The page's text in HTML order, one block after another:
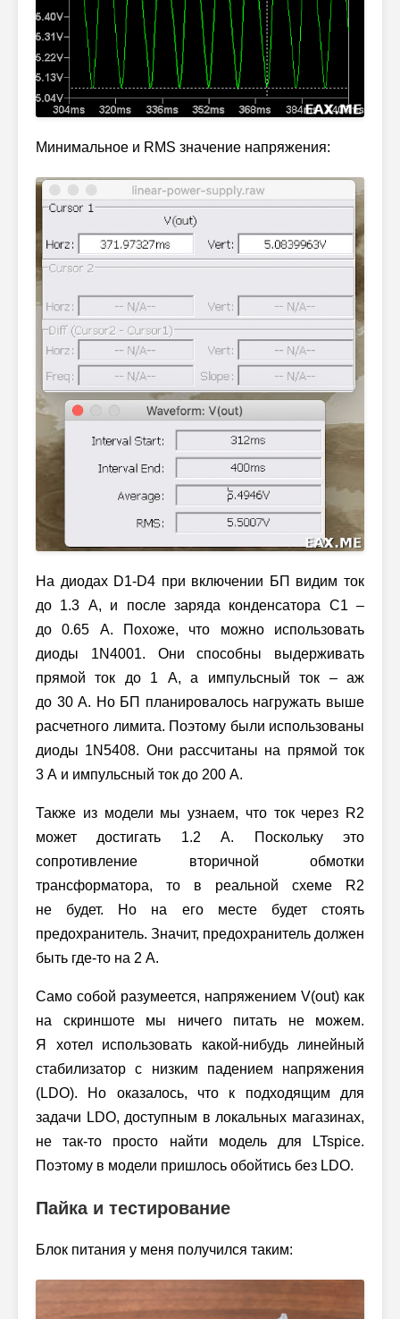
Минимальное и RMS значение напряжения:
На диодах D1-D4 при включении БП видим ток
до 1.3 А, и после заряда конденсатора C1 –
до 0.65 А. Похоже, что можно использовать
диоды 1N4001. Они способны выдерживать
прямой ток до 1 А, а импульсный ток – аж
до 30 А. Но БП планировалось нагружать выше
расчетного лимита. Поэтому были использованы
диоды 1N5408. Они рассчитаны на прямой ток
3 А и импульсный ток до 200 А.
Также из модели мы узнаем, что ток через R2
может достигать 1.2 А. Поскольку это
сопротивление вторичной обмотки
трансформатора, то в реальной схеме R2
не будет. Но на его месте будет стоять
предохранитель. Значит, предохранитель должен
быть где-то на 2 A.
Само собой разумеется, напряжением V(out) как
на скриншоте мы ничего питать не можем.
Я хотел использовать какой-нибудь линейный
стабилизатор с низким падением напряжения
(LDO). Но оказалось, что к подходящим для
задачи LDO, доступным в локальных магазинах,
не так-то просто найти модель для LTspice.
Поэтому в модели пришлось обойтись без LDO.
Пайка и тестирование
Блок питания у меня получился таким: